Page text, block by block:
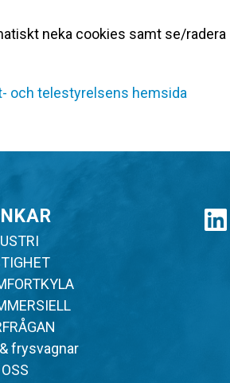
neka cookies samt se/radera
och telestyrelsens hemsida
frysvagnar